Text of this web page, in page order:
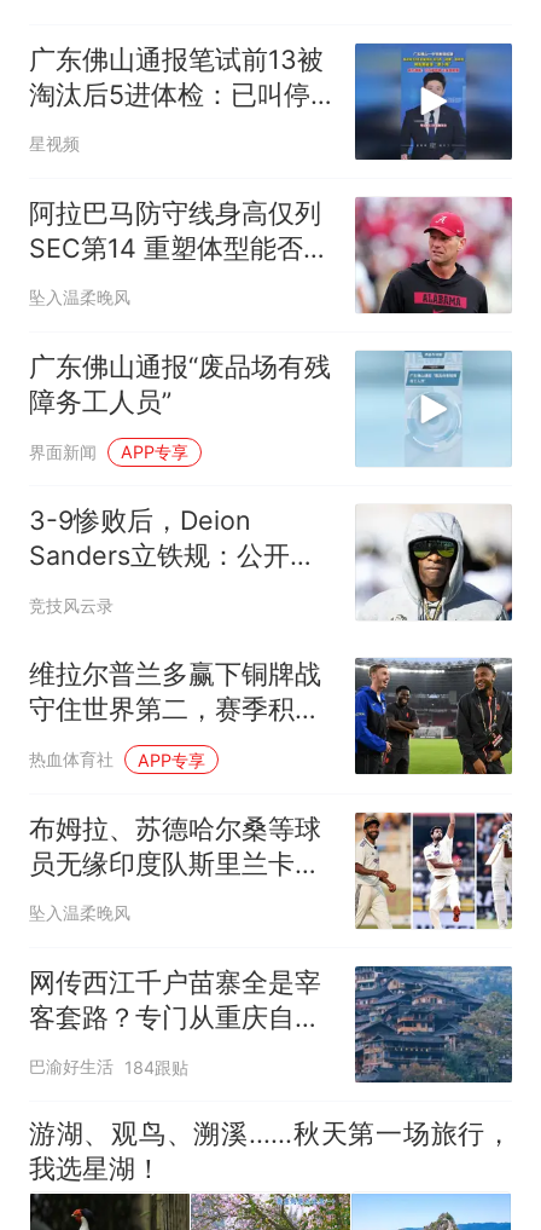
广东佛山通报笔试前13被
淘汰后5进体检：已叫停
招聘，成立调查组
星视频
阿拉巴马防守线身高仅列
SEC第14 重塑体型能否重
拾统治力
坠入温柔晚风
广东佛山通报“废品场有残
障务工人员”
界面新闻 APP专享
3-9惨败后，Deion
Sanders立铁规：公开丢
脸者当场上车走人
竞技风云录
维拉尔普兰多赢下铜牌战
守住世界第二，赛季积分
却被日本选手反超
热血体育社 APP专享
布姆拉、苏德哈尔桑等球
员无缘印度队斯里兰卡测
试赛
坠入温柔晚风
网传西江千户苗寨全是宰
客套路？专门从重庆自驾
去了一趟，说点大实话
巴渝好生活 184跟贴
游湖、观鸟、溯溪......秋天第一场旅行，
我选星湖！